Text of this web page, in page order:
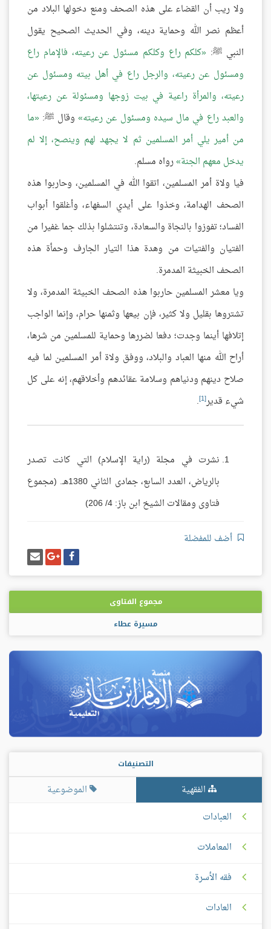
ولا ريب أن القضاء على هذه الصحف ومنع دخولها البلاد من
أعظم نصر الله وحماية دينه، وفي الحديث الصحيح يقول
النبي ﷺ: كلكم راع وكلكم مسئول عن رعيته، فالإمام راع
ومسئول عن رعيته، والرجل راع في أهل بيته ومسئول عن
رعيته، والمرأة راعية في بيت زوجها ومسئولة عن رعيتها،
والعبد راع في مال سيده ومسئول عن رعيته وقال ﷺ: ما
من أمير يلي أمر المسلمين ثم لا يجهد لهم وينصح، إلا لم
يدخل معهم الجنة رواه مسلم.
فيا ولاة أمر المسلمين، اتقوا الله في المسلمين، وحاربوا هذه
الصحف الهدامة، وخذوا على أيدي السفهاء، وأغلقوا أبواب
الفساد؛ تفوزوا بالنجاة والسعادة، وتنتشلوا بذلك جما غفيرا من
الفتيان والفتيات من وهدة هذا التيار الجارف وحمأة هذه
الصحف الخبيثة المدمرة.
ويا معشر المسلمين حاربوا هذه الصحف الخبيثة المدمرة، ولا
تشتروها بقليل ولا كثير، فإن بيعها وثمنها حرام، وإنما الواجب
إتلافها أينما وجدت؛ دفعا لضررها وحماية للمسلمين من شرها،
أراح الله منها العباد والبلاد، ووفق ولاة أمر المسلمين لما فيه
صلاح دينهم ودنياهم وسلامة عقائدهم وأخلاقهم، إنه على كل
شيء قدير[1]
.
نشرت في مجلة (راية الإسلام) التي كانت تصدر
بالرياض، العدد السابع، جمادى الثاني 1380هـ. (مجموع
فتاوى ومقالات الشيخ ابن باز: 4/ 206)
أضف للمفضلة
شارك
على
فيسبوك
شارك
على
غوغل
بلس
إرسل
إيميل
مجموع الفتاوى
مسيرة عطاء
التصنيفات
الفقهية
الموضوعية
العبادات
المعاملات
فقه الأسرة
العادات